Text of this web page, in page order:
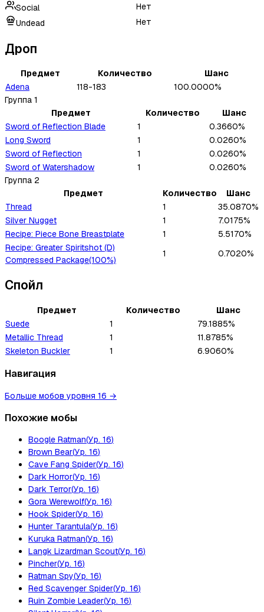
Social
Нет
Undead
Нет
Дроп
Предмет Количество
Шанс
Adena
118-183
100.0000%
Группа 1
Предмет
Количество
Шанс
Sword of Reflection Blade
1
0.3660%
Long Sword
1
0.0260%
Sword of Reflection
1
0.0260%
Sword of Watershadow
1
0.0260%
Группа 2
Предмет
Количество
Шанс
Thread
1
35.0870%
Silver Nugget
1
7.0175%
Recipe: Piece Bone Breastplate
1
5.5170%
Recipe: Greater Spiritshot (D)
Compressed Package(100%)
1 0.7020%
Спойл
Предмет Количество
Шанс
Suede
1
79.1885%
Metallic Thread
1
11.8785%
Skeleton Buckler
1 6.9060%
Навигация
Больше мобов уровня 16 →
Похожие мобы
Boogle Ratman(Ур. 16)
Brown Bear(Ур. 16)
Cave Fang Spider(Ур. 16)
Dark Horror(Ур. 16)
Dark Terror(Ур. 16)
Gora Werewolf(Ур. 16)
Hook Spider(Ур. 16)
Hunter Tarantula(Ур. 16)
Kuruka Ratman(Ур. 16)
Langk Lizardman Scout(Ур. 16)
Pincher(Ур. 16)
Ratman Spy(Ур. 16)
Red Scavenger Spider(Ур. 16)
Ruin Zombie Leader(Ур. 16)